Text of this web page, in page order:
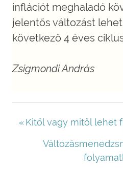
inflációt meghaladó
jelentős változást
következő 4 éves
Zsigmondi András
Bejegyzés
navigáció
Previous
Kitől vagy mitől lehet
Next